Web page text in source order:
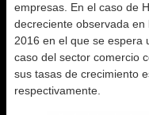
empresas. En el caso de
decreciente observada
2016 en el que se espera
caso del sector comercio
sus tasas de crecimiento
respectivamente.